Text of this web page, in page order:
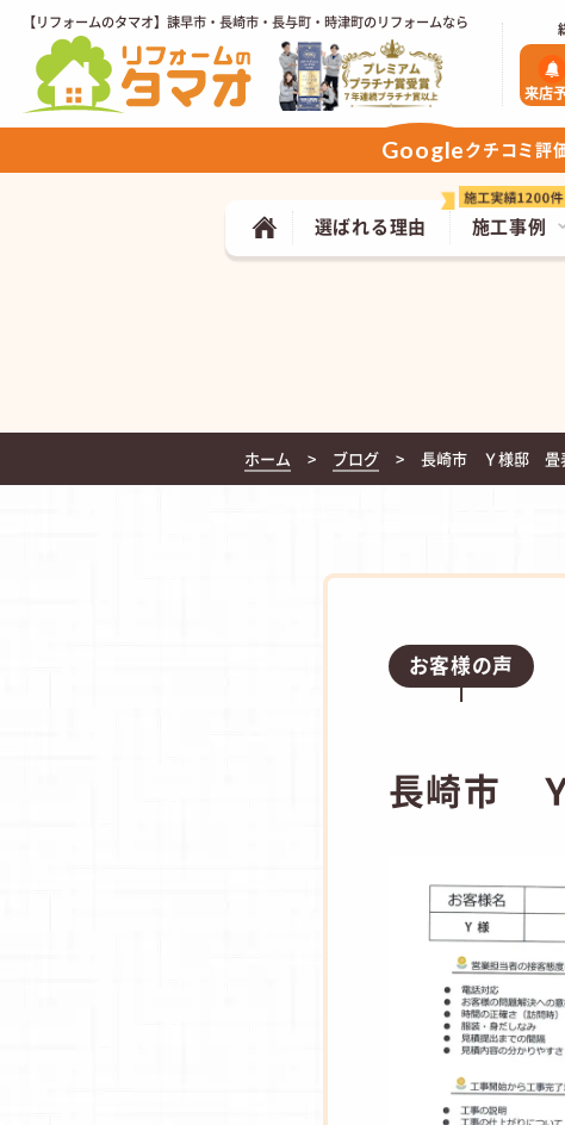
【リフォームのタマオ】諫早市・長崎市・長与町・時津町のリフォームなら
来店
施工事例
選ばれる理由
Googleクチコミ評
ホーム ブログ 長崎市 Ｙ様邸 畳
お客様の声
長崎市